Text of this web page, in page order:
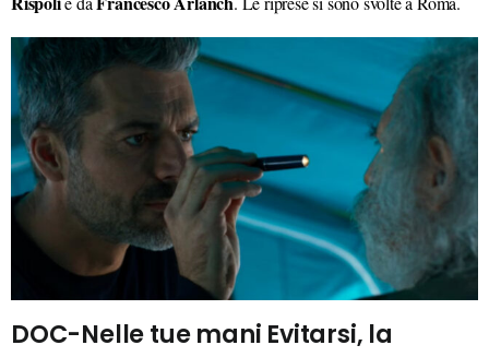
DOC-Nelle tue mani Evitarsi, la